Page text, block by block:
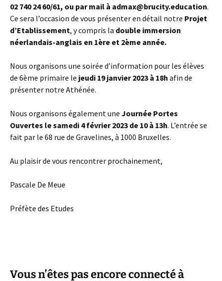
02 740 24 60/61, ou par mail à admax@brucity.education.
Ce sera l’occasion de vous présenter en détail notre Projet
d’Etablissement, y compris la double immersion
néerlandais-anglais en 1ère et 2ème année.
Nous organisons une soirée d’information pour les élèves
de 6ème primaire le jeudi 19 janvier 2023 à 18h afin de
présenter notre Athénée.
Nous organisons également une Journée Portes
Ouvertes le samedi 4 février 2023 de 10 à 13h. L’entrée se
fait par le 68 rue de Gravelines, à 1000 Bruxelles.
Au plaisir de vous rencontrer prochainement,
Pascale De Meue
Préfète des Etudes
Vous n’êtes pas encore connecté à